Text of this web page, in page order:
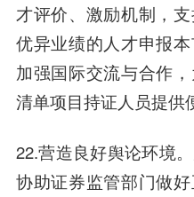
才评价、激励机制，
优异业绩的人才申报本
加强国际交流与合作
清单项目持证人员提供
22.营造良好舆论环境
协助证券监管部门做